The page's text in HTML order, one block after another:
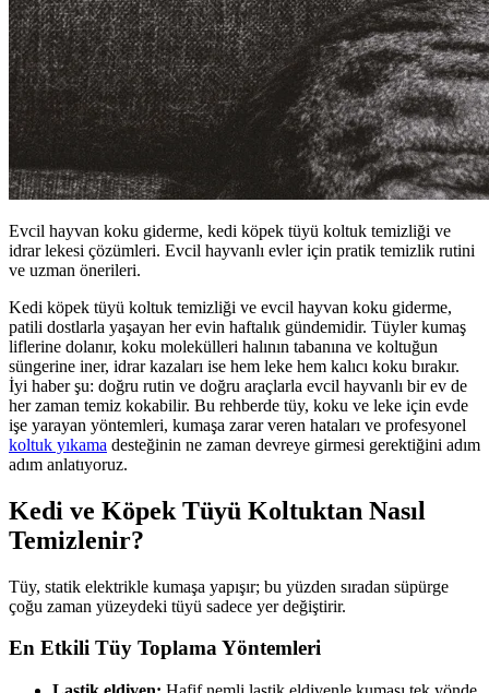
Evcil hayvan koku giderme, kedi köpek tüyü koltuk temizliği ve
idrar lekesi çözümleri. Evcil hayvanlı evler için pratik temizlik rutini
ve uzman önerileri.
Kedi köpek tüyü koltuk temizliği ve evcil hayvan koku giderme,
patili dostlarla yaşayan her evin haftalık gündemidir. Tüyler kumaş
liflerine dolanır, koku molekülleri halının tabanına ve koltuğun
süngerine iner, idrar kazaları ise hem leke hem kalıcı koku bırakır.
İyi haber şu: doğru rutin ve doğru araçlarla evcil hayvanlı bir ev de
her zaman temiz kokabilir. Bu rehberde tüy, koku ve leke için evde
işe yarayan yöntemleri, kumaşa zarar veren hataları ve profesyonel
koltuk yıkama desteğinin ne zaman devreye girmesi gerektiğini adım
adım anlatıyoruz.
Kedi ve Köpek Tüyü Koltuktan Nasıl
Temizlenir?
Tüy, statik elektrikle kumaşa yapışır; bu yüzden sıradan süpürge
çoğu zaman yüzeydeki tüyü sadece yer değiştirir.
En Etkili Tüy Toplama Yöntemleri